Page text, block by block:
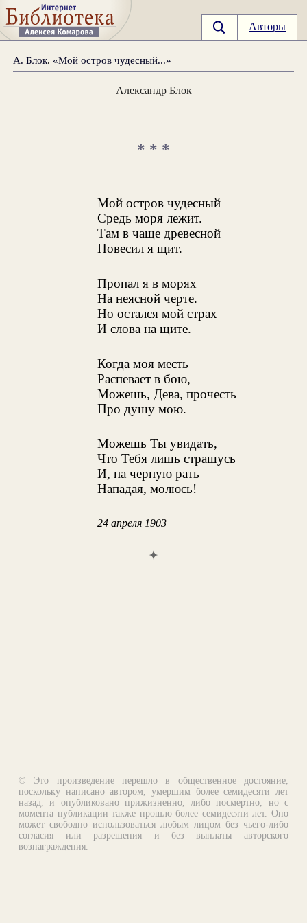
Авторы
А. Блок. «Мой остров чудесный...»
Александр Блок
* * *
Мой остров чудесный
Средь моря лежит.
Там в чаще древесной
Повесил я щит.
Пропал я в морях
На неясной черте.
Но остался мой страх
И слова на щите.
Когда моя месть
Распевает в бою,
Можешь, Дева, прочесть
Про душу мою.
Можешь Ты увидать,
Что Тебя лишь страшусь
И, на черную рать
Нападая, молюсь!
24 апреля 1903
✦
© Это произведение перешло в общественное достояние,
поскольку написано автором, умершим более семидесяти лет
назад, и опубликовано прижизненно, либо посмертно, но с
момента публикации также прошло более семидесяти лет. Оно
может свободно использоваться любым лицом без чьего-либо
согласия или разрешения и без выплаты авторского
вознаграждения.